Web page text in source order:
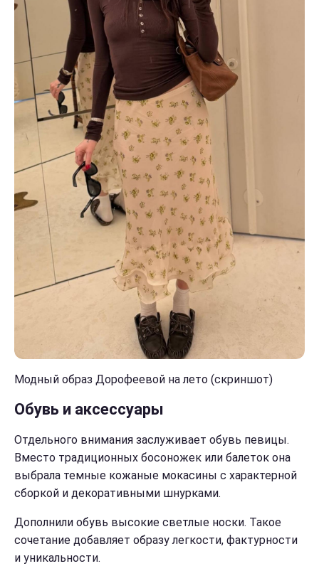
Модный образ Дорофеевой на лето (скриншот)
Обувь и аксессуары
Отдельного внимания заслуживает обувь певицы.
Вместо традиционных босоножек или балеток она
выбрала темные кожаные мокасины с характерной
сборкой и декоративными шнурками.
Дополнили обувь высокие светлые носки. Такое
сочетание добавляет образу легкости, фактурности
и уникальности.